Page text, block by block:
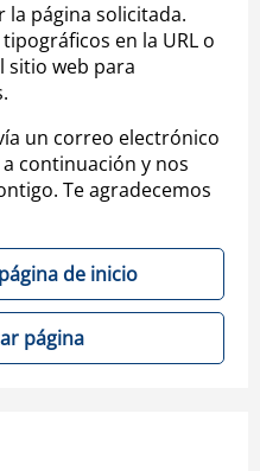
página solicitada.
en la URL o
sitio web para
un correo electrónico
continuación y nos
Te agradecemos
de inicio
página